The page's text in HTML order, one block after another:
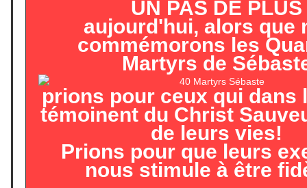
UN PAS DE PLUS
aujourd'hui, alors que
commémorons les
Martyrs de
prions pour ceux qui dans
témoinent du Christ
de leurs vies!
Prions pour que leurs
nous stimule à être